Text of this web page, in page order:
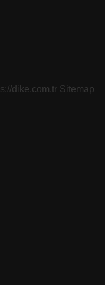
dike.com.tr Sitemap